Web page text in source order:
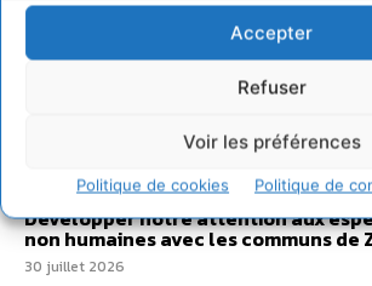
Accepter
Refuser
Voir les préférences
Politique de cookies Politique de
Sur
Comment le sol français a perdu sa
hydrique et déréglé tout le territoire
2 août 2026
Développer notre attention aux
non humaines avec les communs de
30 juillet 2026